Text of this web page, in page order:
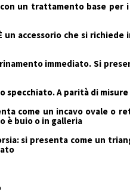
un trattamento base
accessorio che si
immediato. Si
A parità di
come un incavo ovale o
è buio o in galleria
si presenta come un